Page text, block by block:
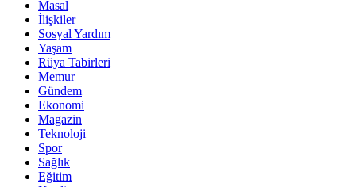
Masal
İlişkiler
Sosyal Yardım
Yaşam
Rüya Tabirleri
Memur
Gündem
Ekonomi
Magazin
Teknoloji
Spor
Sağlık
Eğitim